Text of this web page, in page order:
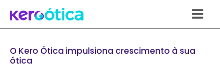
para
O Kero Ótica impulsiona crescimento à sua
ótica